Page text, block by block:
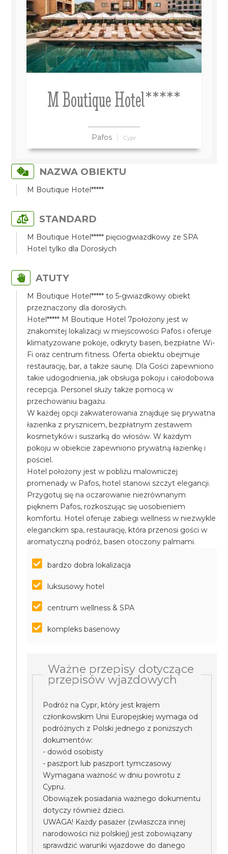
M Boutique Hotel*****
Pafos Cypr
NAZWA OBIEKTU
M Boutique Hotel*****
STANDARD
M Boutique Hotel***** pięciogwiazdkowy ze SPA
Hotel tylko dla Dorosłych
ATUTY
M Boutique Hotel***** to 5-gwiazdkowy obiekt
przeznaczony dla dorosłych.
Hotel***** M Boutique Hotel 7położony jest w
znakomitej lokalizacji w miejscowości Pafos i oferuje
klimatyzowane pokoje, odkryty basen, bezpłatne Wi-
Fi oraz centrum fitness. Oferta obiektu obejmuje
restaurację, bar, a także saunę. Dla Gości zapewniono
takie udogodnienia, jak obsługa pokoju i całodobowa
recepcja. Personel służy także pomocą w
przechowaniu bagażu.
W każdej opcji zakwaterowania znajduje się prywatna
łazienka z prysznicem, bezpłatnym zestawem
kosmetyków i suszarką do włosów. W każdym
pokoju w obiekcie zapewniono prywatną łazienkę i
pościel.
Hotel położony jest w pobliżu malowniczej
promenady w Pafos, hotel stanowi szczyt elegancji.
Przygotuj się na oczarowanie niezrównanym
pięknem Pafos, rozkoszując się uosobieniem
komfortu. Hotel oferuje zabiegi wellness w niezwykle
eleganckim spa, restaurację, która przenosi gości w
aromatyczną podróż, basen otoczony palmami.
bardzo dobra lokalizacja
luksusowy hotel
centrum wellness & SPA
kompleks basenowy
Ważne przepisy dotyczące
przepisów wjazdowych
Podróż na Cypr, który jest krajem
członkowskim Unii Europejskiej wymaga od
podróżnych z Polski jednego z poniższych
dokumentów:
- dowód osobisty
- paszport lub paszport tymczasowy
Wymagana ważność w dniu powrotu z
Cypru.
Obowiązek posiadania ważnego dokumentu
dotyczy również dzieci.
UWAGA! Każdy pasażer (zwłaszcza innej
narodowości niż polskiej) jest zobowiązany
sprawdzić warunki wjazdowe do danego